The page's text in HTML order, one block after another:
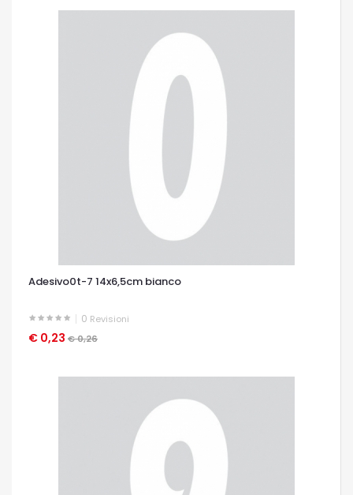
Adesivo0t-7 14x6,5cm bianco
0 Revisioni
€ 0,23 € 0,26
OCCHIATA VELOCE